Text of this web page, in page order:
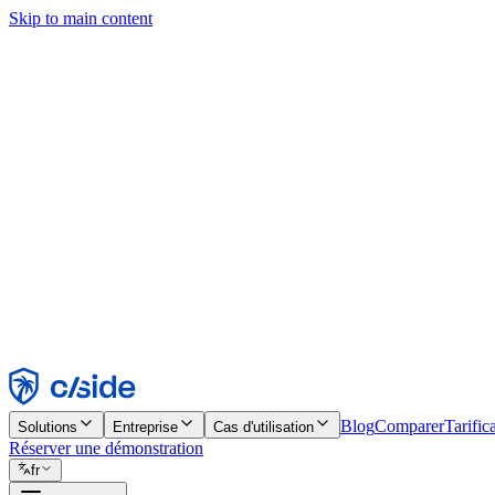
Skip to main content
Rejeter
Solutions Entreprise Cas d'utilisation BlogComparer
Réserver une démonstration
fr